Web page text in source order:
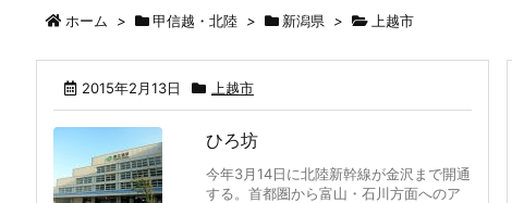
ホーム > 甲信越・北陸 > 新潟県 > 上越市
2015年2月13日 上越市
ひろ坊
今年3月14日に北陸新幹線が金沢まで開通
する。首都圏から富山・石川方面へのア